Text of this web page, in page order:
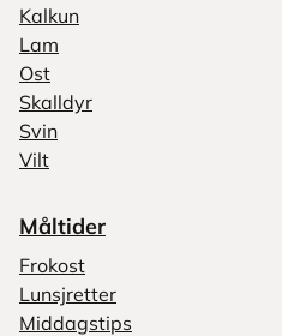
Kalkun
Lam
Ost
Skalldyr
Svin
Vilt
Måltider
Frokost
Lunsjretter
Middagstips